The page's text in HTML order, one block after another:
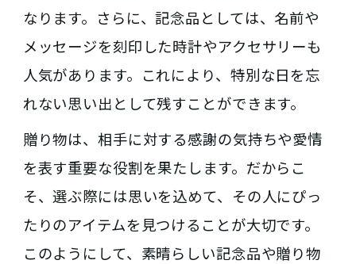
なります。さらに、記念品としては、名前や
メッセージを刻印した時計やアクセサリーも
人気があります。これにより、特別な日を忘
れない思い出として残すことができます。
贈り物は、相手に対する感謝の気持ちや愛情
を表す重要な役割を果たします。だからこ
そ、選ぶ際には思いを込めて、その人にぴっ
たりのアイテムを見つけることが大切です。
このようにして、素晴らしい記念品や贈り物